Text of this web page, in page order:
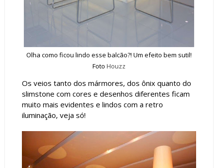
Olha como ficou lindo esse balcão?! Um efeito bem sutil!
Foto Houzz
Os veios tanto dos mármores, dos ônix quanto do
slimstone com cores e desenhos diferentes ficam
muito mais evidentes e lindos com a retro
iluminação, veja só!